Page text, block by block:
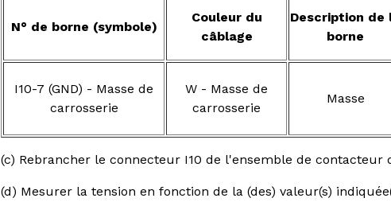
N° de borne (symbole)
Couleur du
câblage
Description de
borne
I10-7 (GND) - Masse de
carrosserie
W - Masse de
carrosserie
Masse
(c) Rebrancher le connecteur I10 de l'ensemble de contacteur
(d) Mesurer la tension en fonction de la (des) valeur(s)